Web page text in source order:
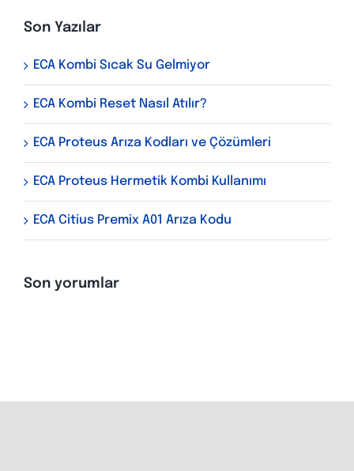
Son Yazılar
ECA Kombi Sıcak Su Gelmiyor
ECA Kombi Reset Nasıl Atılır?
ECA Proteus Arıza Kodları ve Çözümleri
ECA Proteus Hermetik Kombi Kullanımı
ECA Citius Premix A01 Arıza Kodu
Son yorumlar